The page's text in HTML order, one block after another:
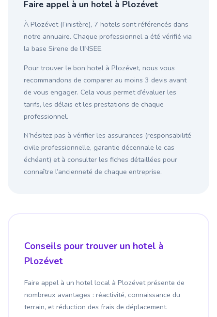
Faire appel à un hotel à Plozévet
À Plozévet (Finistère), 7 hotels sont référencés dans
notre annuaire. Chaque professionnel a été vérifié via
la base Sirene de l’INSEE.
Pour trouver le bon hotel à Plozévet, nous vous
recommandons de comparer au moins 3 devis avant
de vous engager. Cela vous permet d’évaluer les
tarifs, les délais et les prestations de chaque
professionnel.
N’hésitez pas à vérifier les assurances (responsabilité
civile professionnelle, garantie décennale le cas
échéant) et à consulter les fiches détaillées pour
connaître l’ancienneté de chaque entreprise.
Conseils pour trouver un hotel à
Plozévet
Faire appel à un hotel local à Plozévet présente de
nombreux avantages : réactivité, connaissance du
terrain, et réduction des frais de déplacement.